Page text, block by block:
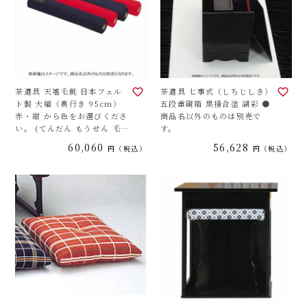
茶道具 天壇毛氈 日本フェル
ト製 大幅（奥行き 95cm）
赤・紺 から色をお選びくださ
い。 (てんだん もうせん 毛せ
60,060 税込
茶道具 七事式（しちじしき）
五段重硯箱 黒掻合塗 湖彩 ●
商品名以外のものは別売で
す。
56,628 税込